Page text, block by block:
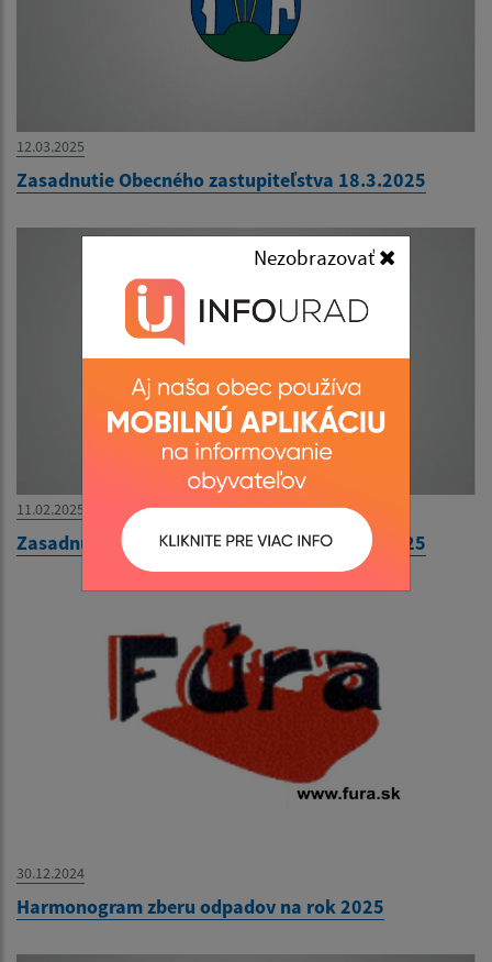
Nezobrazovať
12.03.2025
Zasadnutie Obecného zastupiteľstva 18.3.2025
11.02.2025
Zasadnutie Obecného zastupiteľstva 13.2.2025
30.12.2024
Harmonogram zberu odpadov na rok 2025